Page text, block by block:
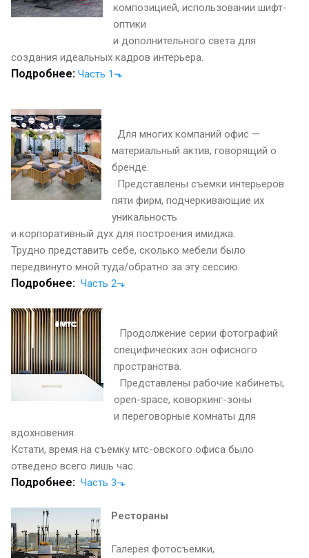
композицией, использовании шифт-
оптики
и дополнительного света для
создания идеальных кадров интерьера.
Подробнее: Часть 1⬎
Для многих компаний офис —
материальный актив, говорящий о
бренде.
Представлены съемки интерьеров
пяти фирм, подчеркивающие их
уникальность
и корпоративный дух для построения имиджа.
Трудно представить себе, сколько мебели было
передвинуто мной туда/обратно за эту сессию.
Подробнее: Часть 2⬎
Продолжение серии фотографий
специфических зон офисного
пространства.
Представлены рабочие кабинеты,
open-space, коворкинг-зоны
и переговорные комнаты для
вдохновения.
Кстати, время на съемку мтс-овского офиса было
отведено всего лишь час.
Подробнее: Часть 3⬎
Рестораны
Галерея фотосъемки,